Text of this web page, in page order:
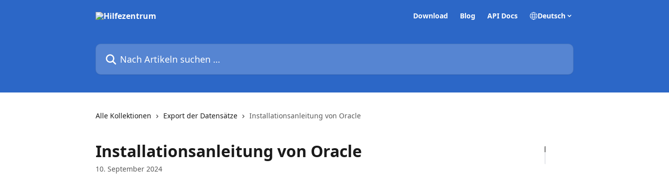
Download Blog API Docs Deutsch
Nach Artikeln suchen …
Alle Kollektionen Export der Datensätze Installationsanleitung von Oracle
Installationsanleitung von Oracle
10. September 2024